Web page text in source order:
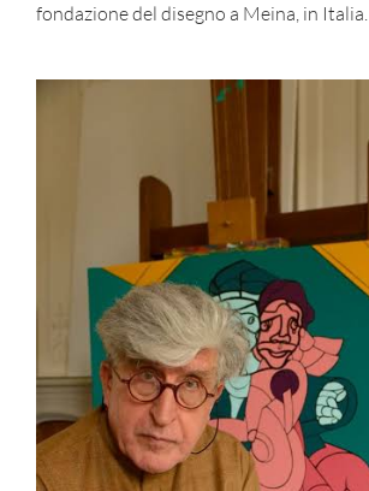
fondazione del disegno a Meina, in Italia.